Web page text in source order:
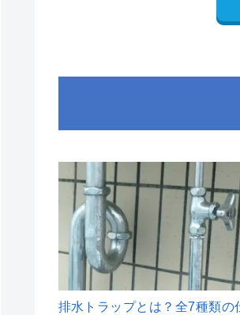
1
排水トラップとは？全7種類の